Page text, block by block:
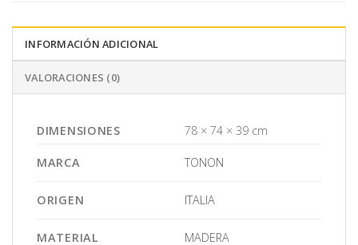
INFORMACIÓN ADICIONAL
VALORACIONES (0)
DIMENSIONES 78 × 74 × 39 cm
MARCA TONON
ORIGEN ITALIA
MATERIAL MADERA